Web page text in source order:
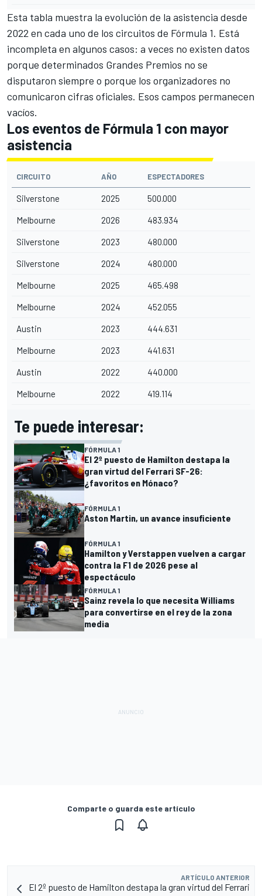
Esta tabla muestra la evolución de la asistencia desde
2022 en cada uno de los circuitos de Fórmula 1. Está
incompleta en algunos casos: a veces no existen datos
porque determinados Grandes Premios no se
disputaron siempre o porque los organizadores no
comunicaron cifras oficiales. Esos campos permanecen
vacíos.
Los eventos de Fórmula 1 con mayor
asistencia
CIRCUITO AÑO ESPECTADORES
Silverstone 2025 500.000
Melbourne 2026 483.934
Silverstone 2023 480.000
Silverstone 2024 480.000
Melbourne 2025 465.498
Melbourne 2024 452.055
Austin 2023 444.631
Melbourne 2023 441.631
Austin 2022 440.000
Melbourne 2022 419.114
Te puede interesar:
FÓRMULA 1
El 2º puesto de Hamilton destapa la
gran virtud del Ferrari SF-26:
¿favoritos en Mónaco?
FÓRMULA 1
Aston Martin, un avance insuficiente
FÓRMULA 1
Hamilton y Verstappen vuelven a cargar
contra la F1 de 2026 pese al
espectáculo
FÓRMULA 1
Sainz revela lo que necesita Williams
para convertirse en el rey de la zona
media
Comparte o guarda este artículo
ARTÍCULO ANTERIOR
El 2º puesto de Hamilton destapa la gran virtud del Ferrari